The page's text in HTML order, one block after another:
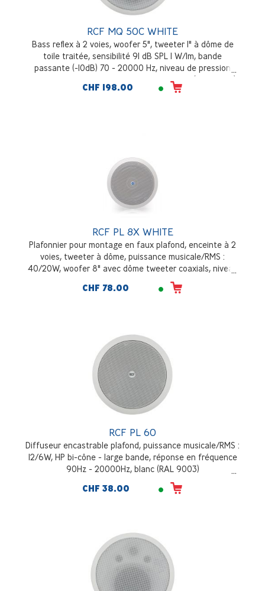
RCF MQ 50C WHITE
Bass reflex à 2 voies, woofer 5", tweeter 1" à dôme de
toile traitée, sensibilité 91 dB SPL 1 W/1m, bande
passante (-10dB) 70 - 20000 Hz, niveau de pression
sonore à la puissance musicale 112dB, blanc (RAL 9003)
CHF 198.00
RCF PL 8X WHITE
Plafonnier pour montage en faux plafond, enceinte à 2
voies, tweeter à dôme, puissance musicale/RMS :
40/20W, woofer 8" avec dôme tweeter coaxials, niveau
de pression sonore à la puissance musicale 109dB/1m,
blanc (RAL 9003)
CHF 78.00
RCF PL 60
Diffuseur encastrable plafond, puissance musicale/RMS :
12/6W, HP bi-cône - large bande, réponse en fréquence
90Hz - 20000Hz, blanc (RAL 9003)
CHF 38.00